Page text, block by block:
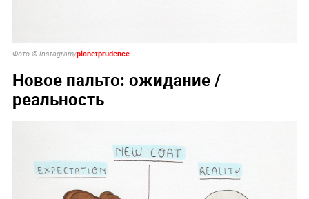
Фото © instagram/planetprudence
Новое пальто: ожидание /
реальность